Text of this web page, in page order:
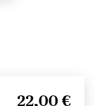
22,00 €